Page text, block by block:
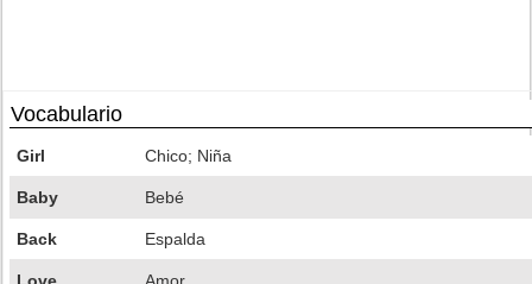
Vocabulario
Girl Chico; Niña
Baby Bebé
Back Espalda